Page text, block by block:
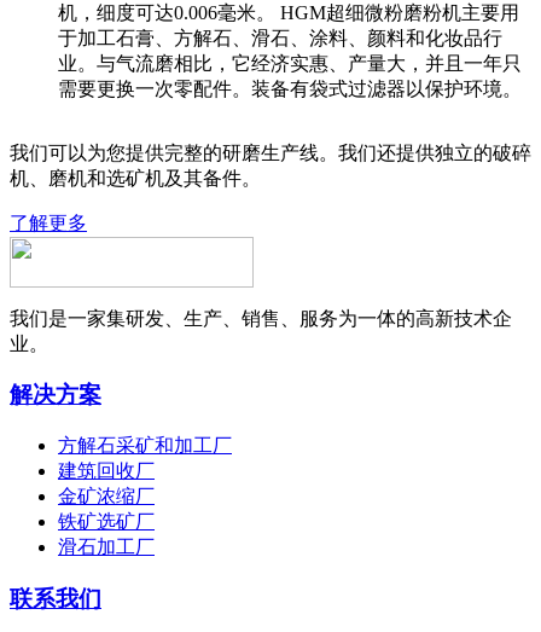
机，细度可达0.006毫米。 HGM超细微粉磨粉机主要用
于加工石膏、方解石、滑石、涂料、颜料和化妆品行
业。与气流磨相比，它经济实惠、产量大，并且一年只
需要更换一次零配件。装备有袋式过滤器以保护环境。
我们可以为您提供完整的研磨生产线。我们还提供独立的破碎
机、磨机和选矿机及其备件。
了解更多
我们是一家集研发、生产、销售、服务为一体的高新技术企
业。
解决方案
方解石采矿和加工厂
建筑回收厂
金矿浓缩厂
铁矿选矿厂
滑石加工厂
联系我们